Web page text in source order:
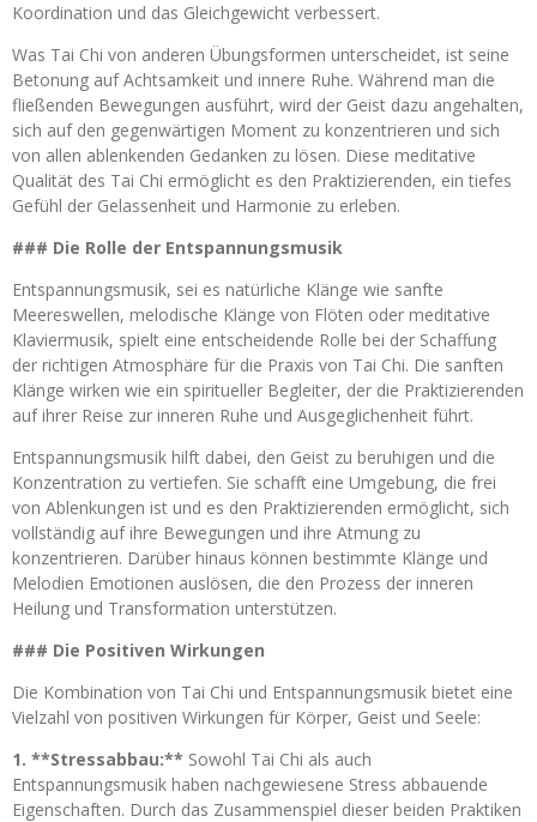
Koordination und das Gleichgewicht verbessert.
Was Tai Chi von anderen Übungsformen unterscheidet, ist seine
Betonung auf Achtsamkeit und innere Ruhe. Während man die
fließenden Bewegungen ausführt, wird der Geist dazu angehalten,
sich auf den gegenwärtigen Moment zu konzentrieren und sich
von allen ablenkenden Gedanken zu lösen. Diese meditative
Qualität des Tai Chi ermöglicht es den Praktizierenden, ein tiefes
Gefühl der Gelassenheit und Harmonie zu erleben.
### Die Rolle der Entspannungsmusik
Entspannungsmusik, sei es natürliche Klänge wie sanfte
Meereswellen, melodische Klänge von Flöten oder meditative
Klaviermusik, spielt eine entscheidende Rolle bei der Schaffung
der richtigen Atmosphäre für die Praxis von Tai Chi. Die sanften
Klänge wirken wie ein spiritueller Begleiter, der die Praktizierenden
auf ihrer Reise zur inneren Ruhe und Ausgeglichenheit führt.
Entspannungsmusik hilft dabei, den Geist zu beruhigen und die
Konzentration zu vertiefen. Sie schafft eine Umgebung, die frei
von Ablenkungen ist und es den Praktizierenden ermöglicht, sich
vollständig auf ihre Bewegungen und ihre Atmung zu
konzentrieren. Darüber hinaus können bestimmte Klänge und
Melodien Emotionen auslösen, die den Prozess der inneren
Heilung und Transformation unterstützen.
### Die Positiven Wirkungen
Die Kombination von Tai Chi und Entspannungsmusik bietet eine
Vielzahl von positiven Wirkungen für Körper, Geist und Seele:
1. **Stressabbau:** Sowohl Tai Chi als auch
Entspannungsmusik haben nachgewiesene Stress abbauende
Eigenschaften. Durch das Zusammenspiel dieser beiden Praktiken